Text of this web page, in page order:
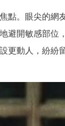
點。眼尖的網
避開敏感部位
更動人，紛紛